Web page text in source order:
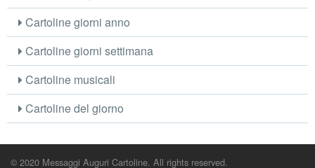
Cartoline giorni anno
Cartoline giorni settimana
Cartoline musicali
Cartoline del giorno
© 2020 Messaggi Auguri Cartoline. All rights reserved.